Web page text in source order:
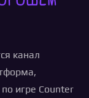
канал
игре Counter